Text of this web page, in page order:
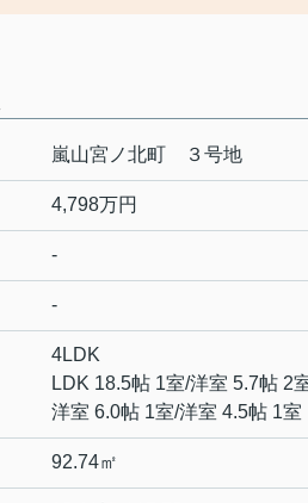
嵐山宮ノ北町 ３号地
4,798万円
-
-
4LDK
LDK 18.5帖 1室/洋室 5.7帖 2
洋室 6.0帖 1室/洋室 4.5帖 1室
92.74㎡